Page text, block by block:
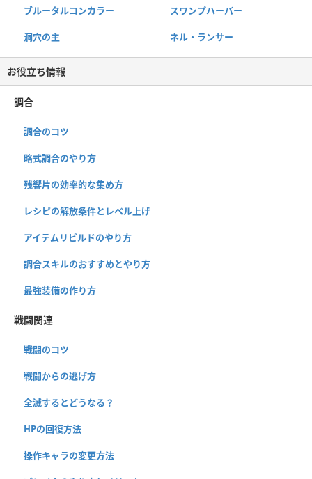
ブルータルコンカラー スワンプハーバー
洞穴の主 ネル・ランサー
お役立ち情報
調合
調合のコツ
略式調合のやり方
残響片の効率的な集め方
レシピの解放条件とレベル上げ
アイテムリビルドのやり方
調合スキルのおすすめとやり方
最強装備の作り方
戦闘関連
戦闘のコツ
戦闘からの逃げ方
全滅するとどうなる？
HPの回復方法
操作キャラの変更方法